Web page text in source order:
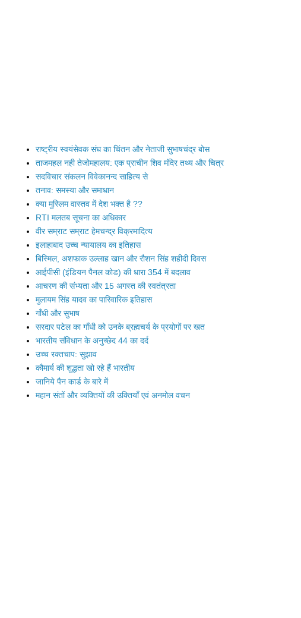
राष्ट्रीय स्वयंसेवक संघ का चिंतन और नेताजी सुभाषचंद्र बोस
ताजमहल नही तेजोमहालय: एक प्राचीन शिव मंदिर तथ्य और चित्र
सदविचार संकलन विवेकानन्द साहित्य से
तनाव: समस्या और समाधान
क्या मुस्लिम वास्तव में देश भक्त है ??
RTI मलतब सूचना का अधिकार
वीर सम्राट सम्राट हेमचन्द्र विक्रमादित्य
इलाहाबाद उच्च न्यायालय का इतिहास
बिस्मिल, अशफाक उल्लाह खान और रौशन सिंह शहीदी दिवस
आईपीसी (इंडियन पैनल कोड) की धारा 354 में बदलाव
आचरण की संभ्यता और 15 अगस्त की स्वतंत्रता
मुलायम सिंह यादव का पारिवारिक इतिहास
गाँधी और सुभाष
सरदार पटेल का गाँधी को उनके ब्रह्मचर्य के प्रयोगों पर खत
भारतीय संविधान के अनुच्छेद 44 का दर्द
उच्च रक्तचाप: सुझाव
कौमार्य की शुद्धता खो रहे हैं भारतीय
जानिये पैन कार्ड के बारे में
महान संतों और व्यक्तियों की उक्तियाँ एवं अनमोल वचन